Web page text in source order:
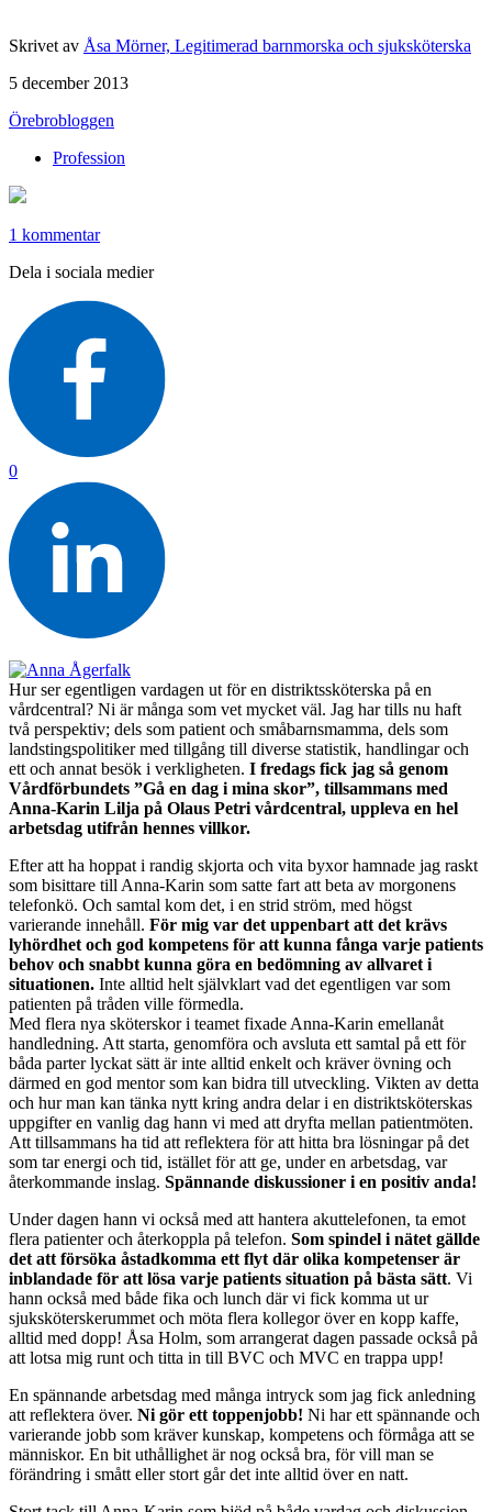
Skrivet av Åsa Mörner, Legitimerad barnmorska och sjuksköterska
5 december 2013
Örebrobloggen
Profession
1 kommentar
Dela i sociala medier
0
Hur ser egentligen vardagen ut för en distriktssköterska på en
vårdcentral? Ni är många som vet mycket väl. Jag har tills nu haft
två perspektiv; dels som patient och småbarnsmamma, dels som
landstingspolitiker med tillgång till diverse statistik, handlingar och
ett och annat besök i verkligheten. I fredags fick jag så genom
Vårdförbundets ”Gå en dag i mina skor”, tillsammans med
Anna-Karin Lilja på Olaus Petri vårdcentral, uppleva en hel
arbetsdag utifrån hennes villkor.
Efter att ha hoppat i randig skjorta och vita byxor hamnade jag raskt
som bisittare till Anna-Karin som satte fart att beta av morgonens
telefonkö. Och samtal kom det, i en strid ström, med högst
varierande innehåll. För mig var det uppenbart att det krävs
lyhördhet och god kompetens för att kunna fånga varje patients
behov och snabbt kunna göra en bedömning av allvaret i
situationen. Inte alltid helt självklart vad det egentligen var som
patienten på tråden ville förmedla.
Med flera nya sköterskor i teamet fixade Anna-Karin emellanåt
handledning. Att starta, genomföra och avsluta ett samtal på ett för
båda parter lyckat sätt är inte alltid enkelt och kräver övning och
därmed en god mentor som kan bidra till utveckling. Vikten av detta
och hur man kan tänka nytt kring andra delar i en distriktsköterskas
uppgifter en vanlig dag hann vi med att dryfta mellan patientmöten.
Att tillsammans ha tid att reflektera för att hitta bra lösningar på det
som tar energi och tid, istället för att ge, under en arbetsdag, var
återkommande inslag. Spännande diskussioner i en positiv anda!
Under dagen hann vi också med att hantera akuttelefonen, ta emot
flera patienter och återkoppla på telefon. Som spindel i nätet gällde
det att försöka åstadkomma ett flyt där olika kompetenser är
inblandade för att lösa varje patients situation på bästa sätt. Vi
hann också med både fika och lunch där vi fick komma ut ur
sjuksköterskerummet och möta flera kollegor över en kopp kaffe,
alltid med dopp! Åsa Holm, som arrangerat dagen passade också på
att lotsa mig runt och titta in till BVC och MVC en trappa upp!
En spännande arbetsdag med många intryck som jag fick anledning
att reflektera över. Ni gör ett toppenjobb! Ni har ett spännande och
varierande jobb som kräver kunskap, kompetens och förmåga att se
människor. En bit uthållighet är nog också bra, för vill man se
förändring i smått eller stort går det inte alltid över en natt.